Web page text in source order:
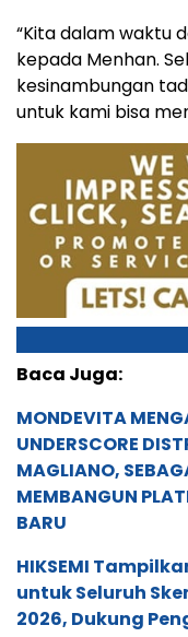
“Kita dalam waktu
kepada Menhan.
kesinambungan
untuk kami bisa
Baca Juga:
MONDEVITA
UNDERSCORE
MAGLIANO,
MEMBANGUN
BARU
HIKSEMI
untuk Seluruh
2026, Dukung